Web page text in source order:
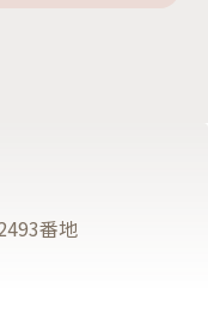
番地